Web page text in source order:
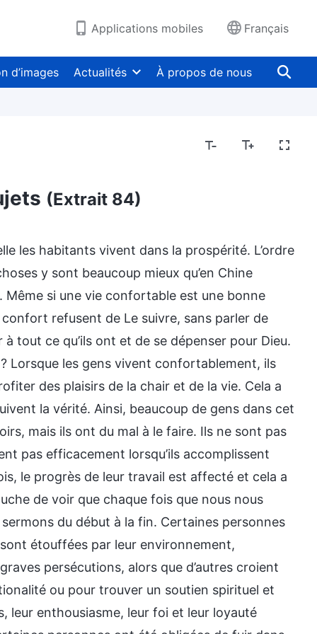
Applications mobiles Français
d’images Actualités À propos de nous
(Extrait 84)
les habitants vivent dans la prospérité. L’ordre
y sont beaucoup mieux qu’en Chine
si une vie confortable est une bonne
refusent de Le suivre, sans parler de
tout ce qu’ils ont et de se dépenser pour Dieu.
Lorsque les gens vivent confortablement, ils
des plaisirs de la chair et de la vie. Cela a
la vérité. Ainsi, beaucoup de gens dans cet
mais ils ont du mal à le faire. Ils ne sont pas
pas efficacement lorsqu’ils accomplissent
le progrès de leur travail est affecté et cela a
de voir que chaque fois que nous nous
du début à la fin. Certaines personnes
étouffées par leur environnement,
persécutions, alors que d’autres croient
ou pour trouver un soutien spirituel et
leur enthousiasme, leur foi et leur loyauté